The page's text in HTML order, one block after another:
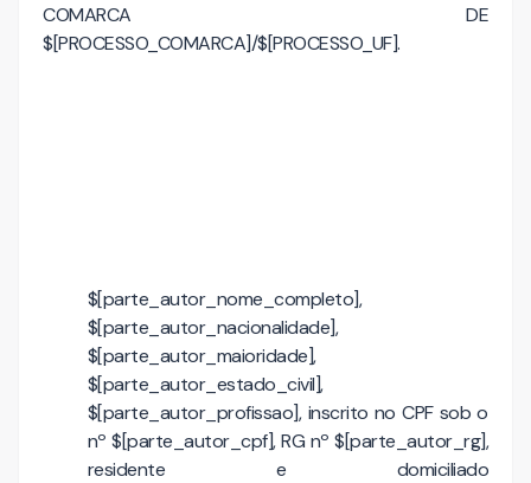
COMARCA DE
$[PROCESSO_COMARCA]/$[PROCESSO_UF].
$[parte_autor_nome_completo],
$[parte_autor_nacionalidade],
$[parte_autor_maioridade],
$[parte_autor_estado_civil],
$[parte_autor_profissao], inscrito no CPF sob o
nº $[parte_autor_cpf], RG nº $[parte_autor_rg],
residente e domiciliado